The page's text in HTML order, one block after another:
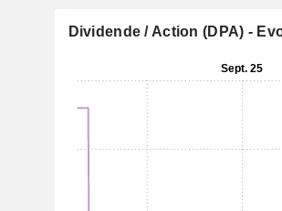
Dividende / Action (DPA) -